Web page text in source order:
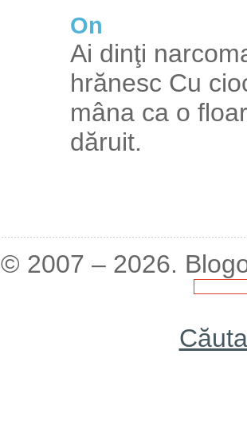
On
Ai dinţi
hrănesc Cu
mâna ca o
dăruit.
© 2007 – 2026.